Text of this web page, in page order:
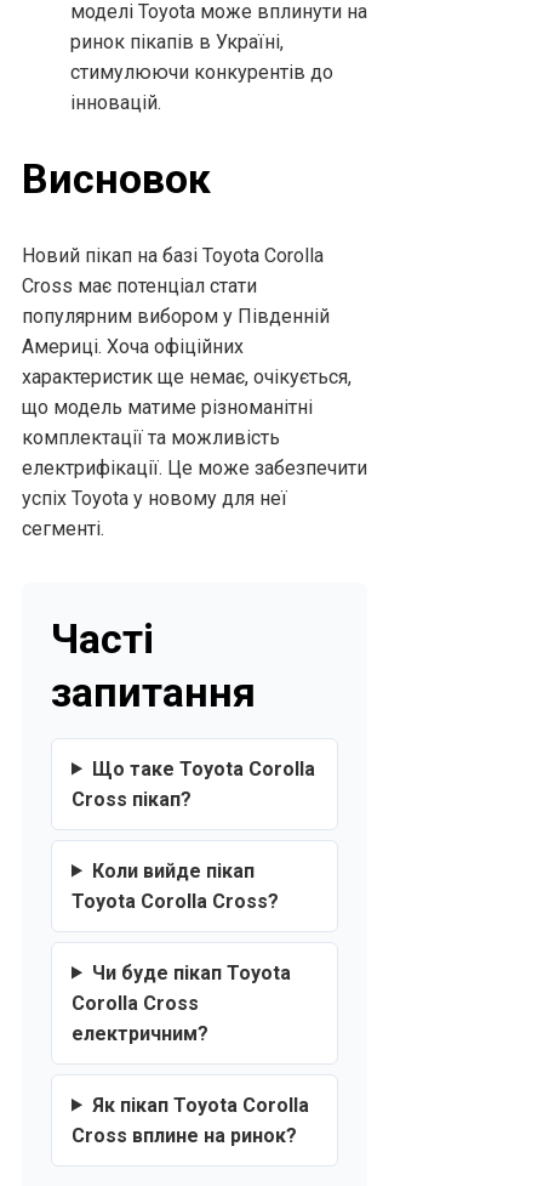
моделі Toyota може вплинути на
ринок пікапів в Україні,
стимулюючи конкурентів до
інновацій.
Висновок
Новий пікап на базі Toyota Corolla
Cross має потенціал стати
популярним вибором у Південній
Америці. Хоча офіційних
характеристик ще немає, очікується,
що модель матиме різноманітні
комплектації та можливість
електрифікації. Це може забезпечити
успіх Toyota у новому для неї
сегменті.
Часті
запитання
Що таке Toyota Corolla
Cross пікап?
Коли вийде пікап
Toyota Corolla Cross?
Чи буде пікап Toyota
Corolla Cross
електричним?
Як пікап Toyota Corolla
Cross вплине на ринок?